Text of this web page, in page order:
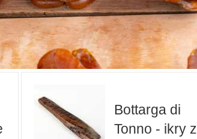
Bottarga di
Tonno - ikry z